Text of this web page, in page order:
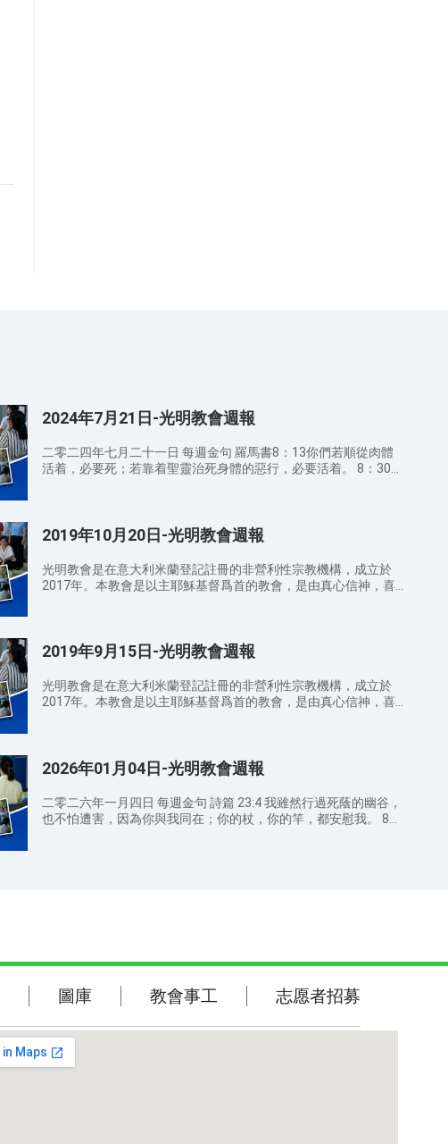
2024年7月21日-光明教會週報
二零二四年七月二十一日 每週金句 羅馬書8：13你們若順從肉體
活着，必要死；若靠着聖靈治死身體的惡行，必要活着。 8：30
離罪和死的律了。 羅馬書8：3律法既因肉體軟弱，有所不能行
中定了罪案， 羅馬書8：4使律法的義成就在我們這不隨從肉體、
只隨從聖靈的人身上。 羅馬書8：5因為隨從肉體的人體貼肉體的
8而且屬肉體的人不能得神的喜歡。 11：30 AM 信徒分享 12：30
AM 結束禱告 聚會感悟： 弟兄姊妹們，通過今日的講道你對神有
哪些新的認識？在日常生活中你如何經歷對神的認識？ 溫馨提
示： 請弟兄姊妹向身邊還沒有信主的親戚朋友傳福音，因爲這是
主託付我們的使命。 請弟兄姊妹注意教堂內外的衛生，散會時要
動，免得影響他人。 代禱事項： 为做聪明童女，在末世听见神的
声音迎接到主赴上羔羊的筵席而祷告； 为天国福音传遍天下，使
神的弟兄姊妹，能脱离犯罪本性的捆绑，活在神的光中而祷告；
为神常与我们同在，保守我们活在神爱中而祷告。 主日敬拜 因為
经会 时间：周二 7:00 PM—9:00 PM 祷告会 时间：周四 8:30 AM—
10:30 AM 意大利语学习班 时间：周三 7:30 PM—9:30 PM 诗歌培
训班 时间：周五 2:00 PM—4:00 PM 聯繫電話：+39 388 589 7965
CAVALIERE ALBERTO 10, 20153 MILANO(MI) IT 教會網址：
https://www.brightchurch-it.org/
2019年10月20日-光明教會週報
光明教會是在意大利米蘭登記註冊的非營利性宗教機構，成立於
2017年。本教會是以主耶穌基督爲首的教會，是由真心信神，喜
真理，嚮往公義，願意尋求考察真道的人來到神面前，得着神的救
2019年9月15日-光明教會週報
光明教會是在意大利米蘭登記註冊的非營利性宗教機構，成立於
2017年。本教會是以主耶穌基督爲首的教會，是由真心信神，喜
真理，嚮往公義，願意尋求考察真道的人來到神面前，得着神的救
2026年01月04日-光明教會週報
二零二六年一月四日 每週金句 詩篇 23:4 我雖然行過死蔭的幽谷，
也不怕遭害，因為你與我同在；你的杖，你的竿，都安慰我。 8：
你；我必用我公義的右手扶持你。 11：30 AM 信徒分享 12：30
哪些新的認識？在日常生活中你如何經歷對神的認識？ 溫馨提
主託付我們的使命。 請弟兄姊妹注意教堂內外的衛生，散會時要
桶。 聚會期間請關閉手機或調成靜音狀態，不可隨意說話或走
敬拜詩歌
聖經金句
圖庫 教會事工 志愿者招募